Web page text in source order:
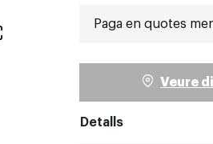
Veure en pantalla completa
Paga en quotes
Veure
Detalls